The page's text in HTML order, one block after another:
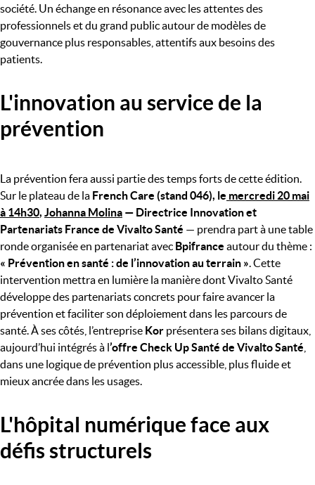
société. Un échange en résonance avec les attentes des
professionnels et du grand public autour de modèles de
gouvernance plus responsables, attentifs aux besoins des
patients.
L'innovation au service de la
prévention
La prévention fera aussi partie des temps forts de cette édition.
Sur le plateau de la French Care (stand 046), le mercredi 20 mai
à 14h30, Johanna Molina — Directrice Innovation et
Partenariats France de Vivalto Santé — prendra part à une table
ronde organisée en partenariat avec Bpifrance autour du thème :
« Prévention en santé : de l’innovation au terrain ». Cette
intervention mettra en lumière la manière dont Vivalto Santé
développe des partenariats concrets pour faire avancer la
prévention et faciliter son déploiement dans les parcours de
santé. À ses côtés, l’entreprise Kor présentera ses bilans digitaux,
aujourd’hui intégrés à l’offre Check Up Santé de Vivalto Santé
dans une logique de prévention plus accessible, plus fluide et
mieux ancrée dans les usages.
L'hôpital numérique face aux
défis structurels